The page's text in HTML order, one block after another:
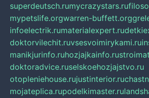
superdeutsch.rumycrazystars.ru
mypetslife.orgwarren-buffett.org
infoelectrik.rumaterialexpert.ru
doktorvilechit.ruvsesvoimirykami.ru
manikjurinfo.ruhozjajkainfo.ru
doktoradvice.ruselskoehozjajstvo.ru
otopleniehouse.rujustinterior.ru
mojateplica.rupodelkimaster.ru